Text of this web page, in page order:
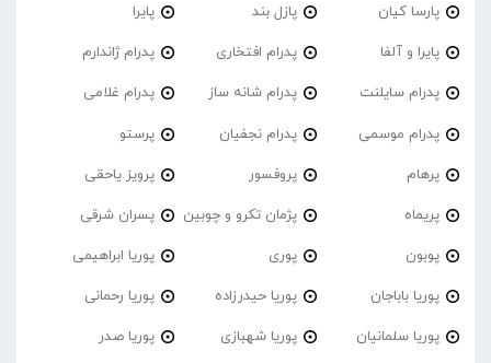
پارسا کیان پازل بند پایرا
پایرا و آلفا پدرام افتخاری پدرام ژاندارم
پدرام‌ سایلنت پدرام شانه ساز پدرام غلامی
پدرام موسمی پدرام نجفیان پرستو
پرهام پروفسور پرویز یاحقی
پریماه پژمان تکرو و چوبین پسران شرقی
پوبون پوری پوریا ابراهیمی
پوریا باباجان پوریا حیدرزاده پوریا رحمانی
پوریا سلمانیان پوریا شهبازی پوریا صدر